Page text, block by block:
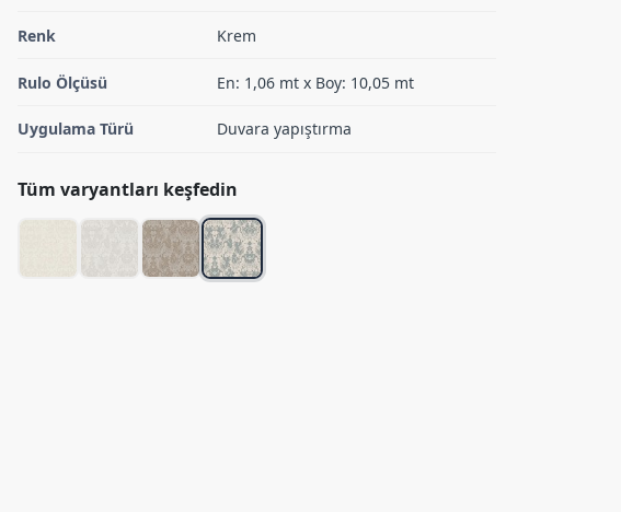
Renk Krem
Rulo Ölçüsü En: 1,06 mt x Boy: 10,05 mt
Uygulama Türü Duvara yapıştırma
Tüm varyantları keşfedin